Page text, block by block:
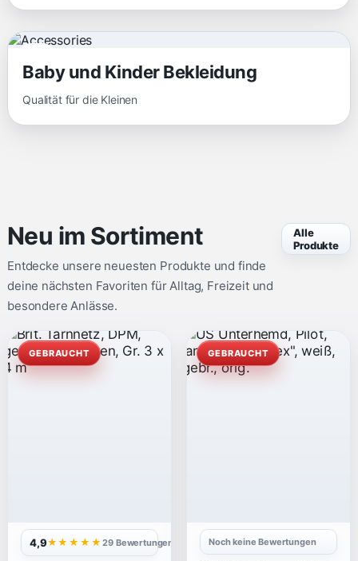
Baby und Kinder Bekleidung
Qualität für die Kleinen
Neu im Sortiment
Entdecke unsere neuesten Produkte und finde
deine nächsten Favoriten für Alltag, Freizeit und
besondere Anlässe.
Alle
Produkte
GEBRAUCHT
4,9★★★★★29 Bewertungen
GEBRAUCHT
Noch keine Bewertungen